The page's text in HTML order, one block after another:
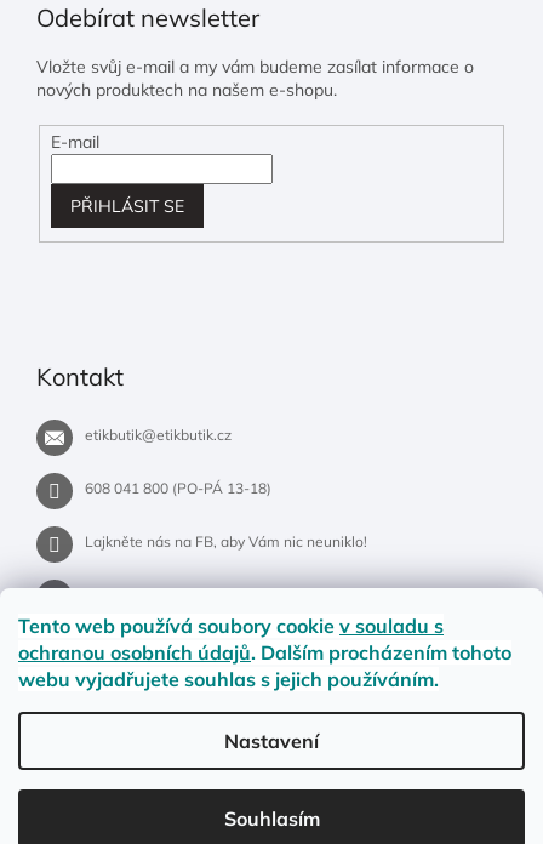
Tento web používá soubory cookie v souladu s
ochranou osobních údajů. Dalším procházením tohoto
webu vyjadřujete souhlas s jejich používáním.
Nastavení
Souhlasím
LETNÍ DOPRAVA ZDARMA pro objednávky nad 900,- na pobočky
Odebírat newsletter
Vložte svůj e-mail a my vám budeme zasílat informace o
nových produktech na našem e-shopu.
E-mail
PŘIHLÁSIT SE
Kontakt
etikbutik@etikbutik.cz
608 041 800 (PO-PÁ 13-18)
Lajkněte nás na FB, aby Vám nic neuniklo!
Jak na vrácení nebo reklamaci?
Obchodní podmínky Ochrana osobních údajů